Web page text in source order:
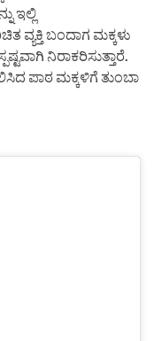
ಇಲ್ಲಿ
ಬಂದಾಗ ಮಕ್ಕಳು
ನಿರಾಕರಿಸುತ್ತಾರೆ.
ಪಾಠ ಮಕ್ಕಳಿಗೆ ತುಂಬಾ